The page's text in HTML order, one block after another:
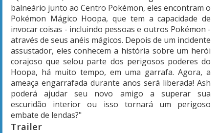
balneário junto ao Centro Pokémon, eles encontram o
Pokémon Mágico Hoopa, que tem a capacidade de
invocar coisas - incluindo pessoas e outros Pokémon -
através de seus anéis mágicos. Depois de um incidente
assustador, eles conhecem a história sobre um herói
corajoso que selou parte dos perigosos poderes do
Hoopa, há muito tempo, em uma garrafa. Agora, a
ameaça engarrafada durante anos será liberada! Ash
poderá ajudar seu novo amigo a superar sua
escuridão interior ou isso tornará um perigoso
embate de lendas?"
Trailer